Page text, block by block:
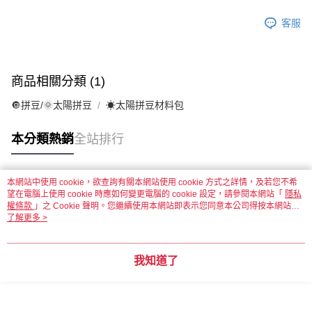
客服
商品相關分類 (1)
🔘拼豆/🌞太陽拼豆 ☀太陽拼豆材料包
本分類熱銷全站排行
熱門標籤
本網站中使用 cookie，欲查詢有關本網站使用 cookie 方式之詳情，及若您不希
望在電腦上使用 cookie 時應如何變更電腦的 cookie 設定，請參閱本網站「 隱私
權條款 」之 Cookie 聲明。您繼續使用本網站即表示您同意本公司得按本網站使
用條款之 Cookie 聲明使用 cookie。
了解更多 >
我知道了